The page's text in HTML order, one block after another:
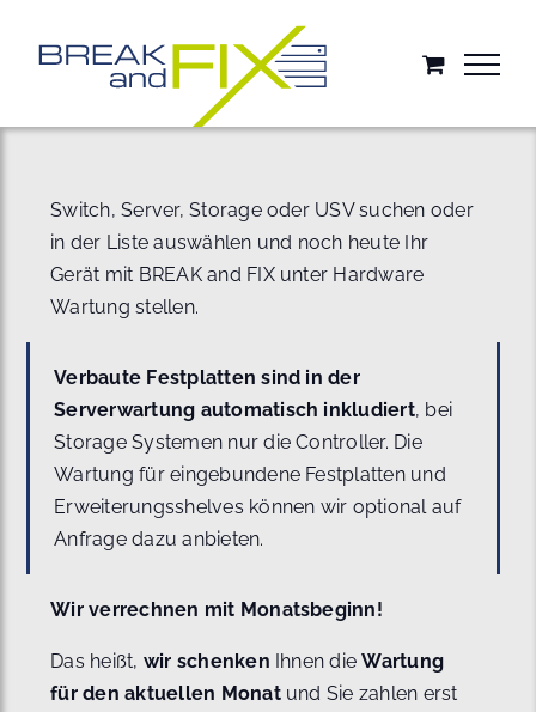
springen
Switch, Server, Storage oder USV suchen oder
in der Liste auswählen und noch heute Ihr
Gerät mit BREAK and FIX unter Hardware
Wartung stellen.
Verbaute Festplatten sind in der
Serverwartung automatisch inkludiert, bei
Storage Systemen nur die Controller. Die
Wartung für eingebundene Festplatten und
Erweiterungsshelves können wir optional auf
Anfrage dazu anbieten.
Wir verrechnen mit Monatsbeginn!
Das heißt, wir schenken Ihnen dieWartung
für den aktuellen Monat und Sie zahlen erst